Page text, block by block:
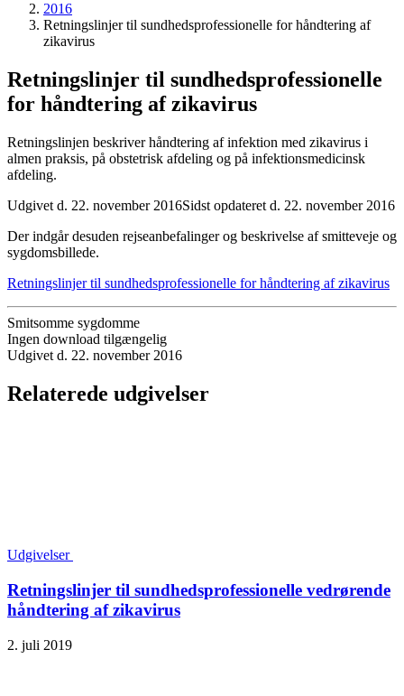
2016
Retningslinjer til sundhedsprofessionelle for håndtering af
zikavirus
Retningslinjer til sundhedsprofessionelle
for håndtering af zikavirus
Retningslinjen beskriver håndtering af infektion med zikavirus i
almen praksis, på obstetrisk afdeling og på infektionsmedicinsk
afdeling.
Udgivet d. 22. november 2016Sidst opdateret d. 22. november 2016
Der indgår desuden rejseanbefalinger og beskrivelse af smitteveje og
sygdomsbillede.
Retningslinjer til sundhedsprofessionelle for håndtering af zikavirus
Smitsomme sygdomme
Ingen download tilgængelig
Udgivet d. 22. november 2016
Relaterede udgivelser
Udgivelser
Retningslinjer til sundhedsprofessionelle vedrørende
håndtering af zikavirus
2. juli 2019